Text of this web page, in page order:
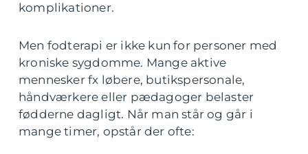
komplikationer.
Men fodterapi er ikke kun for personer med
kroniske sygdomme. Mange aktive
mennesker fx løbere, butikspersonale,
håndværkere eller pædagoger belaster
fødderne dagligt. Når man står og går i
mange timer, opstår der ofte: